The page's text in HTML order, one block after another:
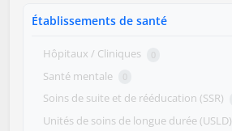
Établissements de santé
Hôpitaux / Cliniques 0
Santé mentale 0
Soins de suite et de rééducation (SSR)
Unités de soins de longue durée (USLD)